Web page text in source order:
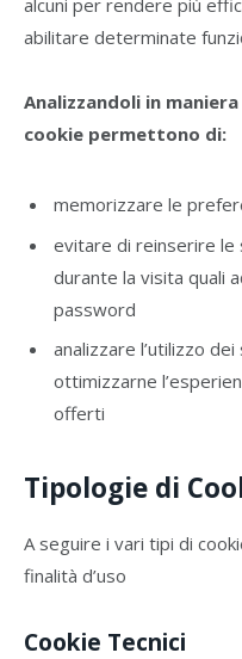
abilitare determinate
Analizzandoli in
cookie permettono di:
memorizzare le
evitare di reinserire le
durante la visita quali
password
analizzare l’utilizzo
ottimizzarne
offerti
Tipologie di
A seguire i vari tipi di
finalità d’uso
Cookie Tecnici